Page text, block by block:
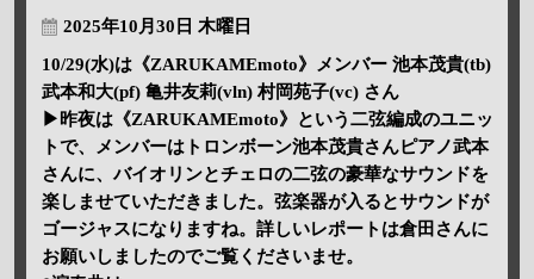
2025年10月30日 木曜日
10/29(水)は《ZARUKAMEmoto》メンバー 池本茂貴(tb)
武本和大(pf) 亀井友莉(vln) 村岡苑子(vc) さん
▶昨夜は《ZARUKAMEmoto》という二弦編成のユニッ
トで、メンバーはトロンボーン池本茂貴さんピアノ武本
さんに、バイオリンとチェロの二弦の豪華なサウンドを
楽しませていただきました。弦楽器が入るとサウンドが
ゴージャスになりますね。詳しいレポートは倉田さんに
お願いしましたのでご覧くださいませ。